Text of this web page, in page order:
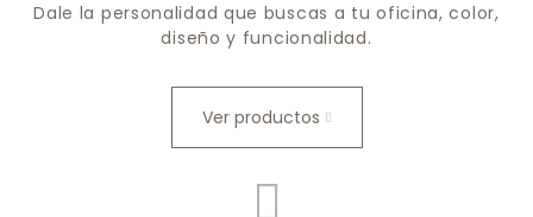
Dale la personalidad que buscas a tu oficina, color,
diseño y funcionalidad.
Ver productos